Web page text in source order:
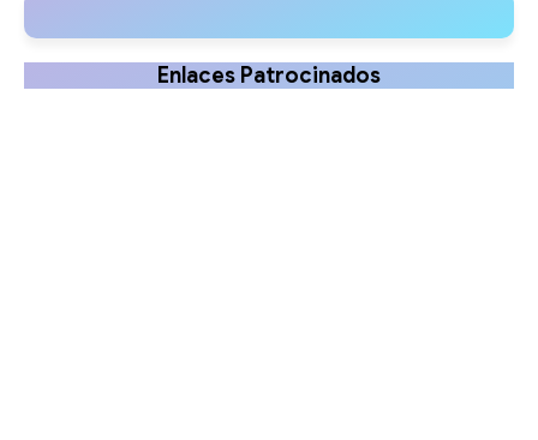
Enlaces Patrocinados